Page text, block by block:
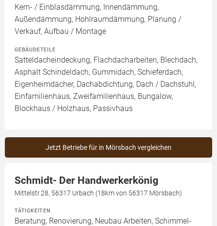
Kern- / Einblasdämmung, Innendämmung,
Außendämmung, Hohlraumdämmung, Planung /
Verkauf, Aufbau / Montage
GEBÄUDETEILE
Satteldacheindeckung, Flachdacharbeiten, Blechdach,
Asphalt Schindeldach, Gummidach, Schieferdach,
Eigenheimdächer, Dachabdichtung, Dach / Dachstuhl,
Einfamilienhaus, Zweifamilienhaus, Bungalow,
Blockhaus / Holzhaus, Passivhaus
Jetzt Betriebe für in Mörsbach vergleichen
Schmidt- Der Handwerkerkönig
Mittelstr.28, 56317 Urbach (18km von 56317 Mörsbach)
TÄTIGKEITEN
Beratung, Renovierung, Neubau Arbeiten, Schimmel-